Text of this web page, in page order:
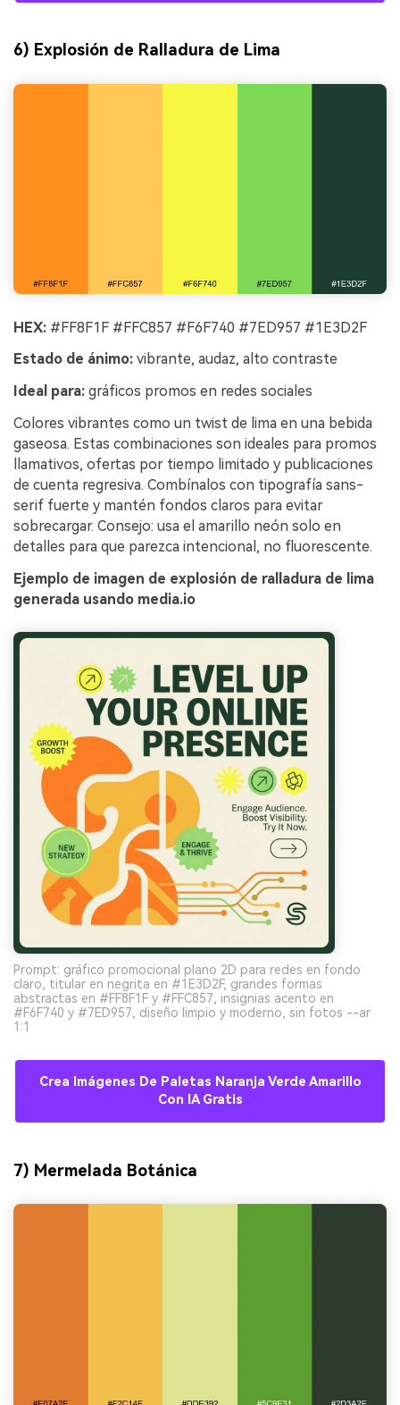
6) Explosión de Ralladura de Lima
HEX: #FF8F1F #FFC857 #F6F740 #7ED957 #1E3D2F
Estado de ánimo: vibrante, audaz, alto contraste
Ideal para: gráficos promos en redes sociales
Colores vibrantes como un twist de lima en una bebida
gaseosa. Estas combinaciones son ideales para promos
llamativos, ofertas por tiempo limitado y publicaciones
de cuenta regresiva. Combínalos con tipografía sans-
serif fuerte y mantén fondos claros para evitar
sobrecargar. Consejo: usa el amarillo neón solo en
detalles para que parezca intencional, no fluorescente.
Ejemplo de imagen de explosión de ralladura de lima
generada usando media.io
Prompt: gráfico promocional plano 2D para redes en fondo
claro, titular en negrita en #1E3D2F, grandes formas
abstractas en #FF8F1F y #FFC857, insignias acento en
#F6F740 y #7ED957, diseño limpio y moderno, sin fotos --ar
1:1
Crea Imágenes De Paletas Naranja Verde Amarillo
Con IA Gratis
7) Mermelada Botánica